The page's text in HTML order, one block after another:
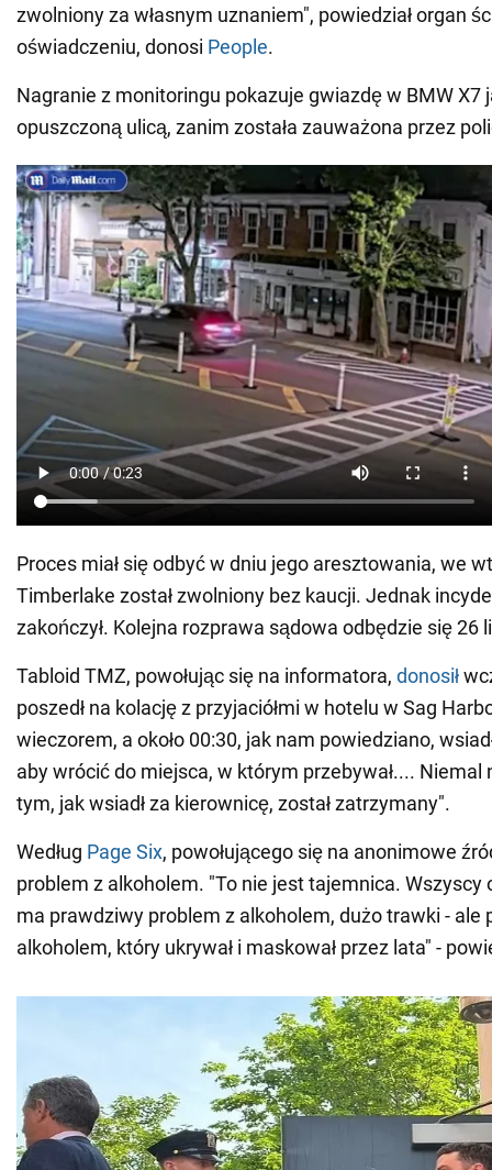
zwolniony za własnym uznaniem", powiedział organ
oświadczeniu, donosi People.
Nagranie z monitoringu pokazuje gwiazdę w BMW X7
opuszczoną ulicą, zanim została zauważona przez
Proces miał się odbyć w dniu jego aresztowania, we
Timberlake został zwolniony bez kaucji. Jednak
zakończył. Kolejna rozprawa sądowa odbędzie się 26
Tabloid TMZ, powołując się na informatora, donosił
poszedł na kolację z przyjaciółmi w hotelu w Sag
wieczorem, a około 00:30, jak nam powiedziano,
aby wrócić do miejsca, w którym przebywał.... Niemal
tym, jak wsiadł za kierownicę, został zatrzymany".
Według Page Six, powołującego się na anonimowe
problem z alkoholem. "To nie jest tajemnica. Wszyscy
ma prawdziwy problem z alkoholem, dużo trawki - ale
alkoholem, który ukrywał i maskował przez lata" -